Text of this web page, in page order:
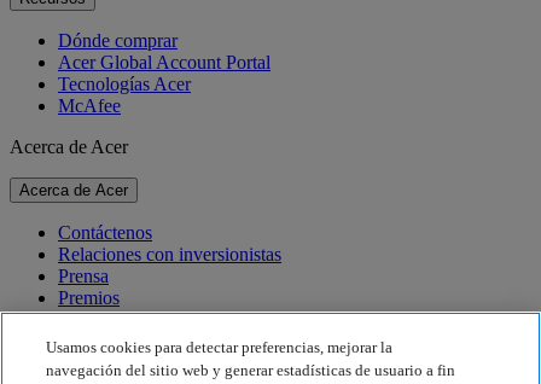
Dónde comprar
Acer Global Account Portal
Tecnologías Acer
McAfee
Acerca de Acer
Acerca de Acer
Contáctenos
Relaciones con inversionistas
Prensa
Premios
Eventos
Sostenibilidad
Usamos cookies para detectar preferencias, mejorar la
navegación del sitio web y generar estadísticas de usuario a fin